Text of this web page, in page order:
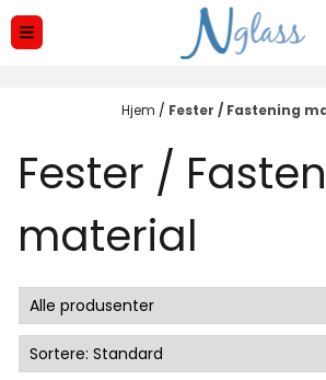
Hopp til innhold
Hjem / Fester / Fastening
Fester /
material